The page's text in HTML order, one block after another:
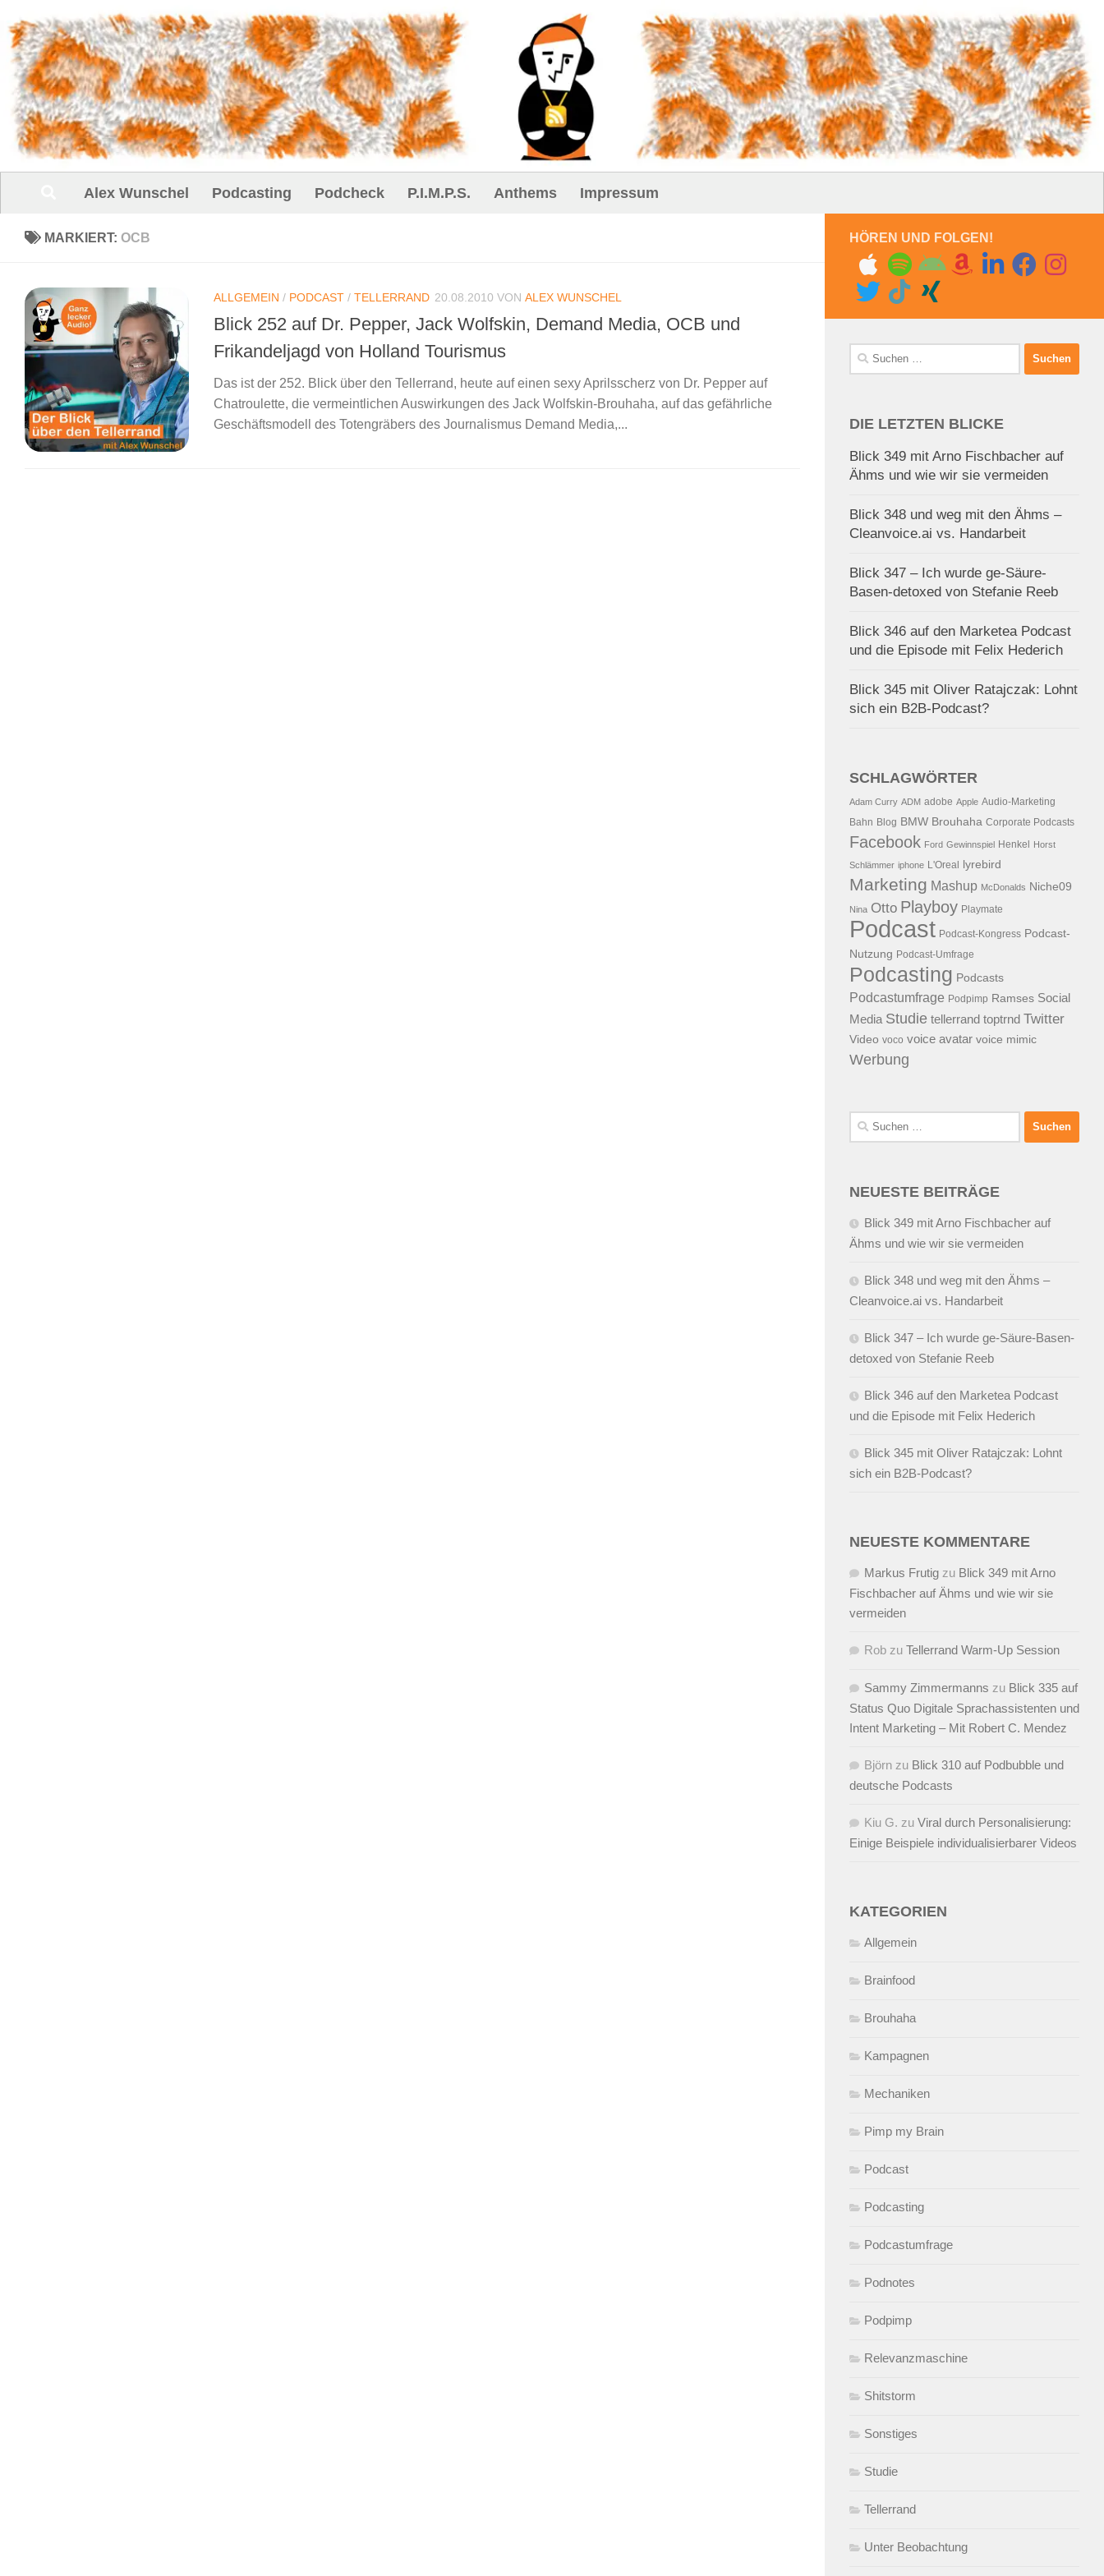
Unter dem Inhalt
Alex Wunschel Podcasting Podcheck P.I.M.P.S. Anthems Impressum
MARKIERT: OCB
ALLGEMEIN / PODCAST / TELLERRAND 20.08.2010 VON ALEX WUNSCHEL
Blick 252 auf Dr. Pepper, Jack Wolfskin, Demand Media, OCB und
Frikandeljagd von Holland Tourismus
Das ist der 252. Blick über den Tellerrand, heute auf einen sexy Aprilsscherz von Dr. Pepper auf
Chatroulette, die vermeintlichen Auswirkungen des Jack Wolfskin-Brouhaha, auf das gefährliche
Geschäftsmodell des Totengräbers des Journalismus Demand Media,...
HÖREN UND FOLGEN!
Suchen
nach:
DIE LETZTEN BLICKE
Blick 349 mit Arno Fischbacher auf
Ähms und wie wir sie vermeiden
Blick 348 und weg mit den Ähms –
Cleanvoice.ai vs. Handarbeit
Blick 347 – Ich wurde ge-Säure-
Basen-detoxed von Stefanie Reeb
Blick 346 auf den Marketea Podcast
und die Episode mit Felix Hederich
Blick 345 mit Oliver Ratajczak: Lohnt
sich ein B2B-Podcast?
SCHLAGWÖRTER
Adam Curry ADM adobe Apple Audio-Marketing
Bahn Blog BMW Brouhaha Corporate Podcasts
Facebook Ford Gewinnspiel Henkel Horst
Schlämmer iphone L'Oreal lyrebird
Marketing Mashup McDonalds Niche09
Nina Otto Playboy Playmate
Podcast Podcast-Kongress Podcast-
Nutzung Podcast-Umfrage
Podcasting Podcasts
Podcastumfrage Podpimp Ramses Social
Media Studie tellerrand toptrnd Twitter
Video voco voice avatar voice mimic
Werbung
Suchen
nach:
NEUESTE BEITRÄGE
Blick 349 mit Arno Fischbacher auf
Ähms und wie wir sie vermeiden
Blick 348 und weg mit den Ähms –
Cleanvoice.ai vs. Handarbeit
Blick 347 – Ich wurde ge-Säure-Basen-
detoxed von Stefanie Reeb
Blick 346 auf den Marketea Podcast
und die Episode mit Felix Hederich
Blick 345 mit Oliver Ratajczak: Lohnt
sich ein B2B-Podcast?
NEUESTE KOMMENTARE
Markus Frutig zu Blick 349 mit Arno
Fischbacher auf Ähms und wie wir sie
vermeiden
Rob zu Tellerrand Warm-Up Session
Sammy Zimmermanns zu Blick 335 auf
Status Quo Digitale Sprachassistenten und
Intent Marketing – Mit Robert C. Mendez
Björn zu Blick 310 auf Podbubble und
deutsche Podcasts
Kiu G. zu Viral durch Personalisierung:
Einige Beispiele individualisierbarer Videos
KATEGORIEN
Allgemein
Brainfood
Brouhaha
Kampagnen
Mechaniken
Pimp my Brain
Podcast
Podcasting
Podcastumfrage
Podnotes
Podpimp
Relevanzmaschine
Shitstorm
Sonstiges
Studie
Tellerrand
Unter Beobachtung